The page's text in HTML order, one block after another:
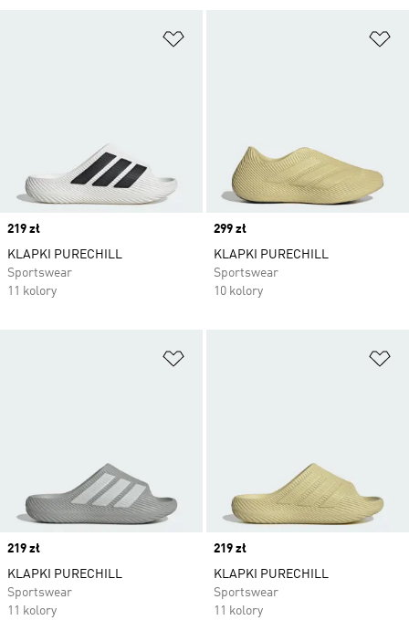
Price
219 zł
KLAPKI PURECHILL
Sportswear
11 kolory
Price
299 zł
KLAPKI PURECHILL
Sportswear
10 kolory
Price
219 zł
KLAPKI PURECHILL
Sportswear
11 kolory
Price
219 zł
KLAPKI PURECHILL
Sportswear
11 kolory